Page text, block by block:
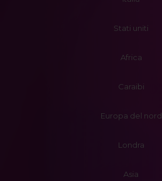
Stati uniti
Africa
Caraibi
Europa del nord
Londra
Asia